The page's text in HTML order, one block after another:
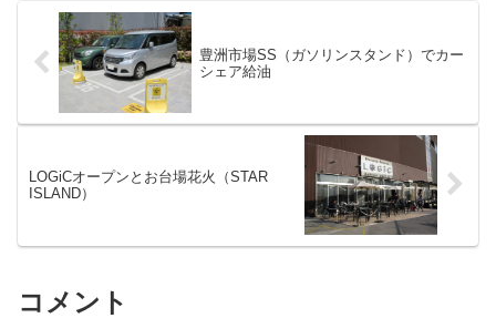
味にしている方がお客様としてい
らっしゃっていまして、その方が
豊洲市場SS（ガソリンスタンド）でカー
シェア給油
LOGiCオープンとお台場花火（STAR
ISLAND）
コメント